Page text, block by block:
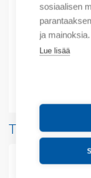
sosiaalisen
ja mainoksia.
Lue lisää
Tuotekoodit
Tuotteen
Tuotteita